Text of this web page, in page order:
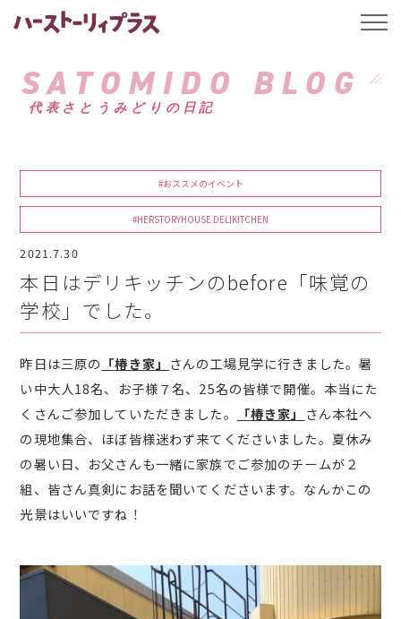
ハーストーリィプ
SATOMIDO BLOG
代表さとうみどりの日記
#おススメのイベント
#HERSTORYHOUSE DELIKITCHEN
2021.7.30
本日はデリキッチンのbefore「味覚の
学校」でした。
昨日は三原の 「椿き家」 さんの工場見学に行きました。暑
い中大人18名、お子様７名、25名の皆様で開催。本当にた
くさんご参加していただきました。
「椿き家」
さん本社へ
の現地集合、ほぼ皆様迷わず来てくださいました。夏休み
の暑い日、お父さんも一緒に家族でご参加のチームが２
組、皆さん真剣にお話を聞いてくださいます。なんかこの
光景はいいですね！
t
l
a
n